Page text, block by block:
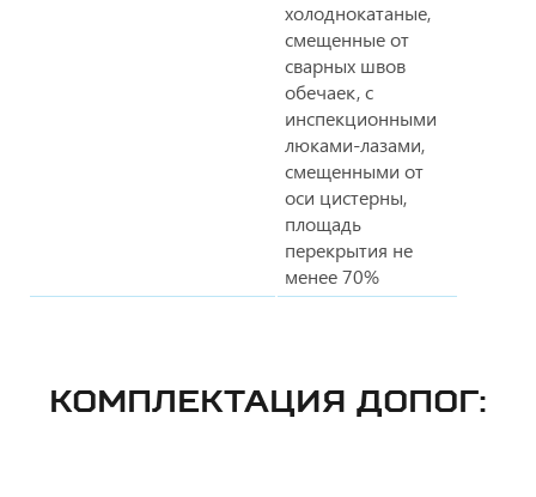
холоднокатаные,
смещенные от
сварных швов
обечаек, с
инспекционными
люками-лазами,
смещенными от
оси цистерны,
площадь
перекрытия не
менее 70%
КОМПЛЕКТАЦИЯ ДОПОГ: